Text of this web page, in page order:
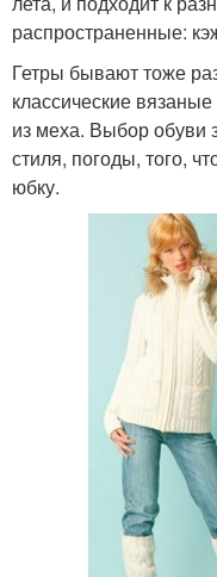
распространенные:
Гетры бывают тоже
классические
из меха. Выбор обуви
стиля, погоды, того,
юбку.